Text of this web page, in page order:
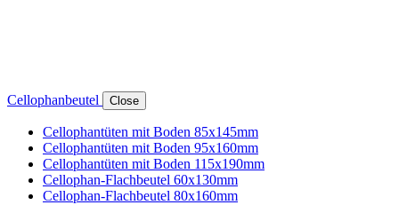
Cellophanbeutel Close
Cellophantüten mit Boden 85x145mm
Cellophantüten mit Boden 95x160mm
Cellophantüten mit Boden 115x190mm
Cellophan-Flachbeutel 60x130mm
Cellophan-Flachbeutel 80x160mm